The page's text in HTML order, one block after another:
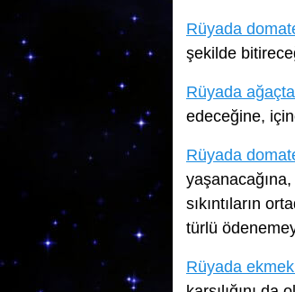
Rüyada
şekilde
Rüyada
edeceğine,
Rüyada
yaşanacağına,
sıkıntıların
türlü
Rüyada